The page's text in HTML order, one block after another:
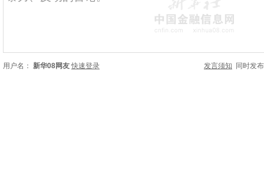
用户名： 新华08网友 快速登录 发言须知 同时发